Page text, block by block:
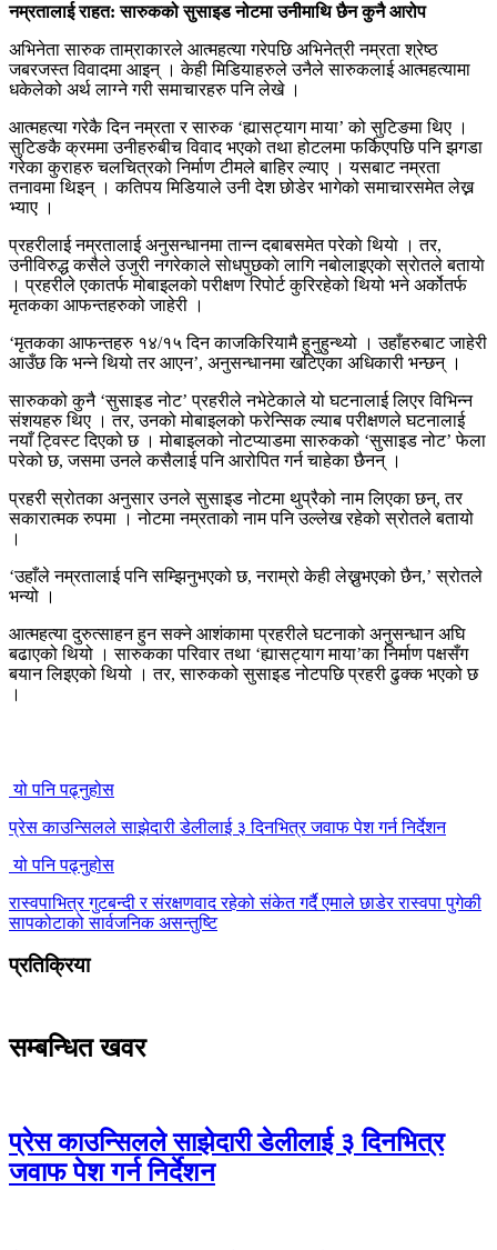
नम्रतालाई राहत: सारुकको सुसाइड नोटमा उनीमाथि छैन कुनै आरोप
अभिनेता सारुक ताम्राकारले आत्महत्या गरेपछि अभिनेत्री नम्रता श्रेष्ठ
जबरजस्त विवादमा आइन् । केही मिडियाहरुले उनैले सारुकलाई आत्महत्यामा
धकेलेको अर्थ लाग्ने गरी समाचारहरु पनि लेखे ।
आत्महत्या गरेकै दिन नम्रता र सारुक ‘ह्यासट्याग माया’ को सुटिङमा थिए ।
सुटिङकै क्रममा उनीहरुबीच विवाद भएको तथा होटलमा फर्किएपछि पनि झगडा
गरेका कुराहरु चलचित्रको निर्माण टीमले बाहिर ल्याए । यसबाट नम्रता
तनावमा थिइन् । कतिपय मिडियाले उनी देश छोडेर भागेको समाचारसमेत लेख्न
भ्याए ।
प्रहरीलाई नम्रतालाई अनुसन्धानमा तान्न दबाबसमेत परेकाे थियाे । तर,
उनीविरुद्ध कसैले उजुरी नगरेकाले साेधपुछकाे लागि नबाेलाइएकाे स्राेतले बतायाे
। प्रहरीले एकातर्फ मोबाइलको परीक्षण रिपोर्ट कुरिरहेको थियो भने अर्कोतर्फ
मृतकका आफन्तहरुको जाहेरी ।
‘मृतकका आफन्तहरु १४/१५ दिन काजकिरियामै हुनुहुन्थ्यो । उहाँहरुबाट जाहेरी
आउँछ कि भन्ने थियो तर आएन’, अनुसन्धानमा खटिएका अधिकारी भन्छन् ।
सारुकको कुनै ‘सुसाइड नोट’ प्रहरीले नभेटेकाले यो घटनालाई लिएर विभिन्न
संशयहरु थिए । तर, उनको मोबाइलको फरेन्सिक ल्याब परीक्षणले घटनालाई
नयाँ ट्विस्ट दिएको छ । मोबाइलको नोटप्याडमा सारुकको ‘सुसाइड नोट’ फेला
परेको छ, जसमा उनले कसैलाई पनि आरोपित गर्न चाहेका छैनन् ।
प्रहरी स्रोतका अनुसार उनले सुसाइड नोटमा थुप्रैको नाम लिएका छन्, तर
सकारात्मक रुपमा । नोटमा नम्रताको नाम पनि उल्लेख रहेको स्रोतले बतायो
।
‘उहाँले नम्रतालाई पनि सम्झिनुभएको छ, नराम्रो केही लेख्नुभएको छैन,’ स्रोतले
भन्यो ।
आत्महत्या दुरुत्साहन हुन सक्ने आशंकामा प्रहरीले घटनाको अनुसन्धान अघि
बढाएको थियो । सारुकका परिवार तथा ‘ह्यासट्याग माया’का निर्माण पक्षसँग
बयान लिइएको थियो । तर, सारुकको सुसाइड नोटपछि प्रहरी ढुक्क भएको छ
।
यो पनि पढ्नुहोस
प्रेस काउन्सिलले साझेदारी डेलीलाई ३ दिनभित्र जवाफ पेश गर्न निर्देशन
यो पनि पढ्नुहोस
रास्वपाभित्र गुटबन्दी र संरक्षणवाद रहेको संकेत गर्दै एमाले छाडेर रास्वपा पुगेकी
सापकोटाको सार्वजनिक असन्तुष्टि
प्रतिक्रिया
सम्बन्धित खवर
प्रेस काउन्सिलले साझेदारी डेलीलाई ३ दिनभित्र
जवाफ पेश गर्न निर्देशन